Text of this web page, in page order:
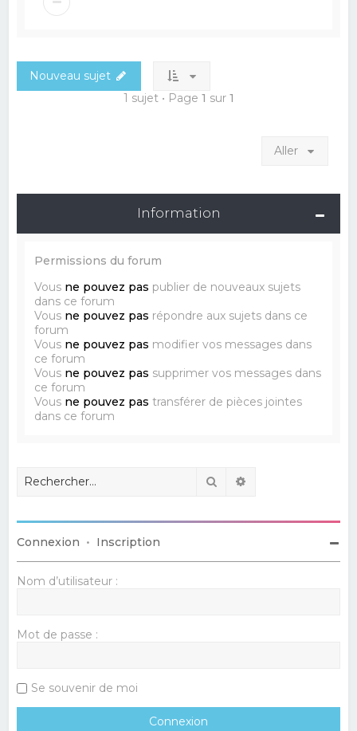
Nouveau sujet
1 sujet • Page 1 sur 1
Aller
Information
Permissions du forum
Vous ne pouvez pas publier de nouveaux sujets
dans ce forum
Vous ne pouvez pas répondre aux sujets dans ce
forum
Vous ne pouvez pas modifier vos messages dans
ce forum
Vous ne pouvez pas supprimer vos messages dans
ce forum
Vous ne pouvez pas transférer de pièces jointes
dans ce forum
Rechercher
Connexion • Inscription
Nom d’utilisateur :
Mot de passe :
Se souvenir de moi